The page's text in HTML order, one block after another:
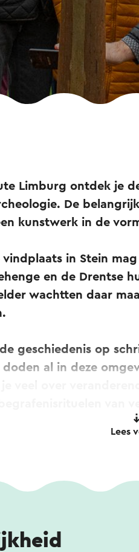
Limburg ontdek je
De
kunstwerk in de
vindplaats in Stein
en de Drentse
wachtten daar
geschiedenis op
al in deze
Lees